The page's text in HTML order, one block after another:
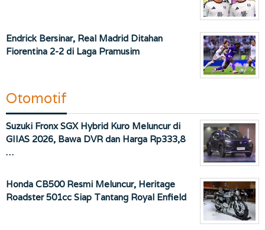
Endrick Bersinar, Real Madrid Ditahan
Fiorentina 2-2 di Laga Pramusim
Otomotif
Suzuki Fronx SGX Hybrid Kuro Meluncur di
GIIAS 2026, Bawa DVR dan Harga Rp333,8
…
Honda CB500 Resmi Meluncur, Heritage
Roadster 501cc Siap Tantang Royal Enfield